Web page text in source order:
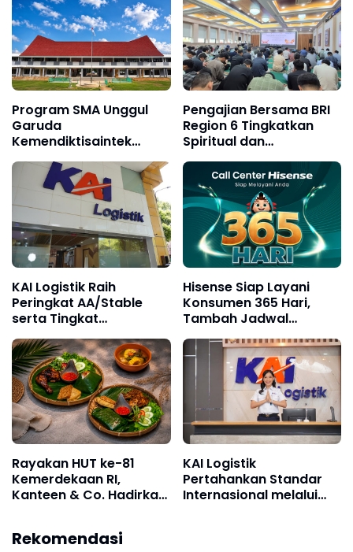
Program SMA Unggul
Garuda
Kemendiktisaintek
Resmi Dimulai di
Konawe Selatan, PTPP
Hadirkan Fasilitas
Pendidikan Berkualitas
Pengajian Bersama BRI
Region 6 Tingkatkan
Spiritual dan
Silaturahmi Pekerja
KAI Logistik Raih
Peringkat AA/Stable
serta Tingkat
"Sehat", Perkuat
Kepercayaan
Pelanggan di Tengah
Dinamika Industri
Hisense Siap Layani
Konsumen 365 Hari,
Tambah Jadwal
Hisense Care
Rayakan HUT ke-81
Kemerdekaan RI,
Kanteen & Co. Hadirkan
Spesial Rp81.000
KAI Logistik
Pertahankan Standar
Internasional melalui
Rekomendasi